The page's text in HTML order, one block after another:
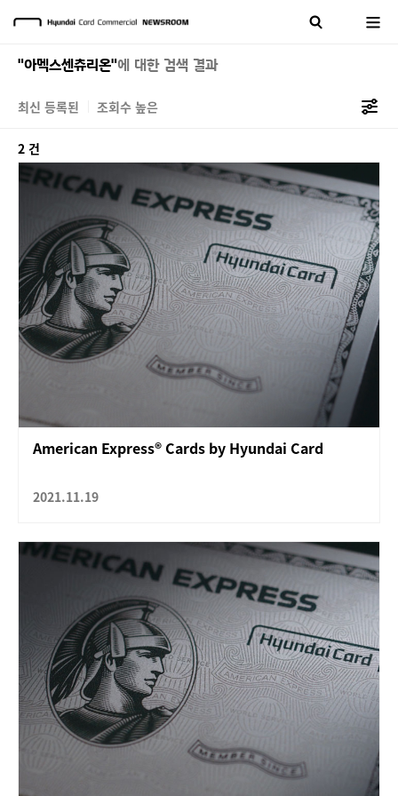
"아멕스센츄리온"에 대한 검색 결과
최신 등록된 조회수 높은
2 건
American Express® Cards by Hyundai Card
2021.11.19